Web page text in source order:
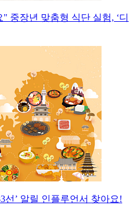
중장년 맞춤형 식단 실험, ‘디
선’ 알릴 인플루언서 찾아요!